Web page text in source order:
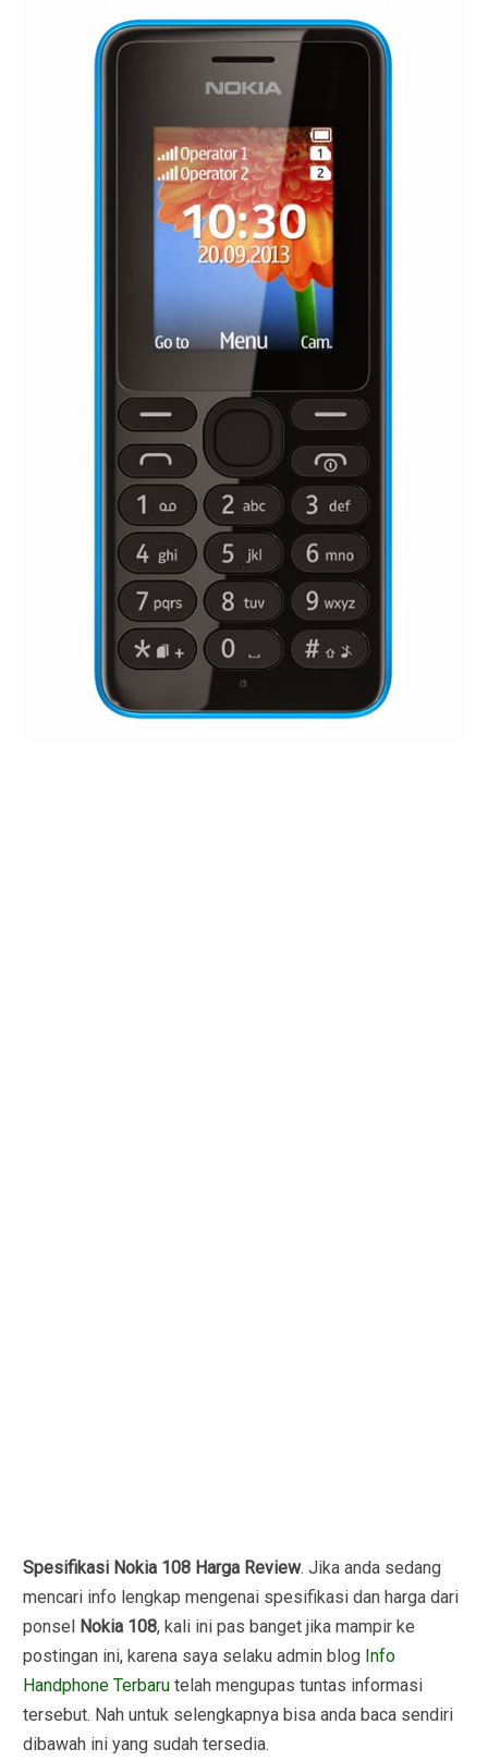
Spesifikasi Nokia 108 Harga Review. Jika anda sedang
mencari info lengkap mengenai spesifikasi dan harga dari
ponsel Nokia 108, kali ini pas banget jika mampir ke
postingan ini, karena saya selaku admin blog Info
Handphone Terbaru telah mengupas tuntas informasi
tersebut. Nah untuk selengkapnya bisa anda baca sendiri
dibawah ini yang sudah tersedia.